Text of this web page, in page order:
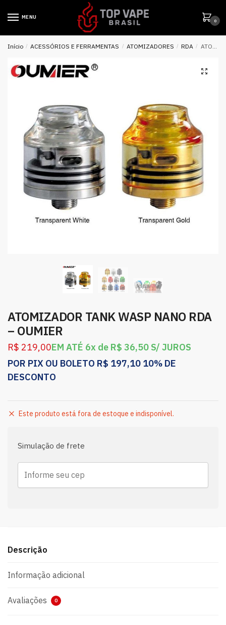
MENU
0
Início / ACESSÓRIOS E FERRAMENTAS / ATOMIZADORES / RDA / ATOMIZADOR TANK WASP NANO RDA – OUMIER
ATOMIZADOR TANK WASP NANO RDA
– OUMIER
R$ 219,00EM ATÉ 6x de R$ 36,50 S/ JUROS
POR PIX OU BOLETO R$ 197,10 10% DE
DESCONTO
Este produto está fora de estoque e indisponível.
Simulação de frete
Descrição
Informação adicional
Avaliações 0